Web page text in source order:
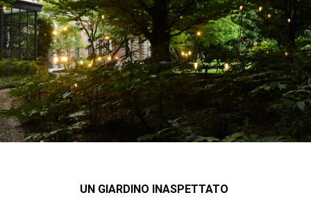
UN GIARDINO INASPETTATO